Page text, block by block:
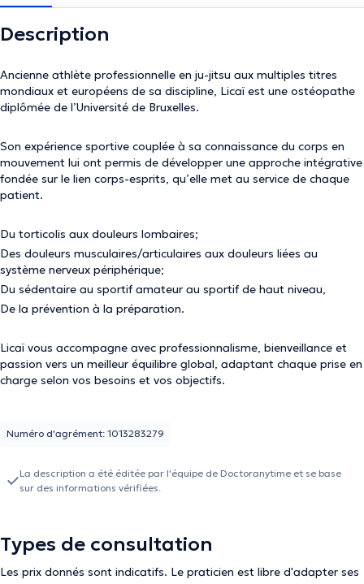
Description
Ancienne athlète professionnelle en ju-jitsu aux multiples titres
mondiaux et européens de sa discipline, Licaï est une ostéopathe
diplômée de l’Université de Bruxelles.
Son expérience sportive couplée à sa connaissance du corps en
mouvement lui ont permis de développer une approche intégrative
fondée sur le lien corps-esprits, qu’elle met au service de chaque
patient.
Du torticolis aux douleurs lombaires;
Des douleurs musculaires/articulaires aux douleurs liées au
système nerveux périphérique;
Du sédentaire au sportif amateur au sportif de haut niveau,
De la prévention à la préparation.
Licaï vous accompagne avec professionnalisme, bienveillance et
passion vers un meilleur équilibre global, adaptant chaque prise en
charge selon vos besoins et vos objectifs.
Numéro d'agrément: 1013283279
La description a été éditée par l'équipe de Doctoranytime et se base
sur des informations vérifiées.
Types de consultation
Les prix donnés sont indicatifs. Le praticien est libre d'adapter ses